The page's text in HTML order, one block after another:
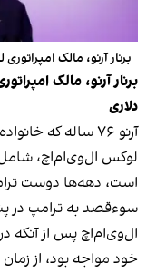
برنار آرنو، مالک
برنار آرنو، مالک
دلاری
آرنو ۷۶ ساله که
لوکس ال‌وی‌ام‌اچ، شامل
است، دهه‌ها دوست
سوءقصد به ترامپ در
خود مواجه بود، از زمان